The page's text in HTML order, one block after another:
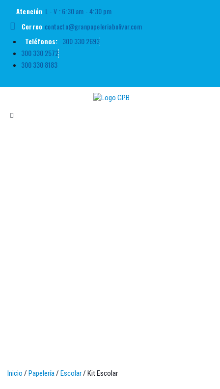
Atención L - V : 6:30 am - 4:30 pm
Correo contacto@granpapeleriabolivar.com
Teléfonos: 300 330 2693
300 330 2572
300 330 8183
Inicio / Papelería / Escolar/ Kit Escolar